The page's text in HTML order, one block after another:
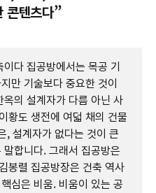
콘텐츠다”
다 집공방에서는 목공 기
만 기술보다 중요한 것이
옥의 설계자가 다름 아닌 사
황도 생전에 여덟 채의 건물
, 설계자가 없다는 것이 큰
합니다. 그래서 집공방은
봉렬 집공방장은 건축 역사
심은 비움. 비움이 있는 공